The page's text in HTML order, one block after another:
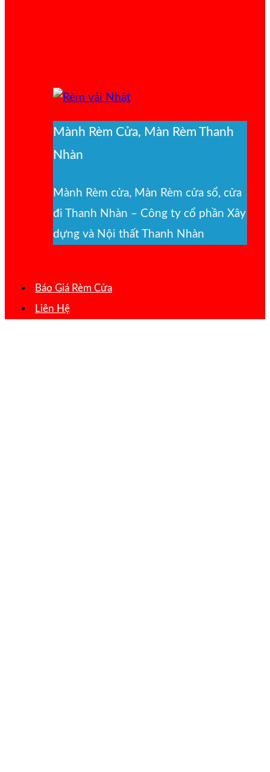
Mành Rèm Cửa, Màn Rèm Thanh
Nhàn
Mành Rèm cửa, Màn Rèm cửa sổ, cửa
đi Thanh Nhàn – Công ty cổ phần Xây
dựng và Nội thất Thanh Nhàn
Báo Giá Rèm Cửa
Liên Hệ